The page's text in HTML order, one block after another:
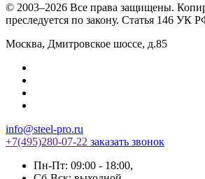
© 2003–2026 Все права защищены.
преследуется по закону. Статья 146 УК
Москва, Дмитровское шоссе, д.85
info@steel-pro.ru
+7(495)280-07-22 заказать звонок
Пн-Пт: 09:00 - 18:00,